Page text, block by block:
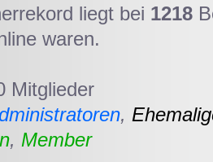
liegt bei 1218
waren.
Mitglieder
,
, Member